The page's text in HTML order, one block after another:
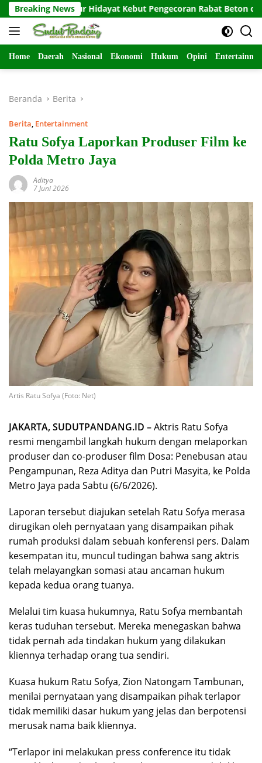
Langsung
ke
konten
Breaking News
Nur Hidayat Kebut Pengecoran Rabat Beton di Lumajang
Home Daerah Nasional Ekonomi Hukum Opini
Beranda Berita
Berita, Entertainment
Ratu Sofya Laporkan Produser Film ke
Polda Metro Jaya
Aditya
7 Juni 2026
Artis Ratu Sofya (Foto: Net)
JAKARTA, SUDUTPANDANG.ID –Aktris Ratu Sofya
resmi mengambil langkah hukum dengan melaporkan
produser dan co-produser film Dosa: Penebusan atau
Pengampunan, Reza Aditya dan Putri Masyita, ke Polda
Metro Jaya pada Sabtu (6/6/2026).
Laporan tersebut diajukan setelah Ratu Sofya merasa
dirugikan oleh pernyataan yang disampaikan pihak
rumah produksi dalam sebuah konferensi pers. Dalam
kesempatan itu, muncul tudingan bahwa sang aktris
telah melayangkan somasi atau ancaman hukum
kepada kedua orang tuanya.
Melalui tim kuasa hukumnya, Ratu Sofya membantah
keras tuduhan tersebut. Mereka menegaskan bahwa
tidak pernah ada tindakan hukum yang dilakukan
kliennya terhadap orang tua sendiri.
Kuasa hukum Ratu Sofya, Zion Natongam Tambunan,
menilai pernyataan yang disampaikan pihak terlapor
tidak memiliki dasar hukum yang jelas dan berpotensi
merusak nama baik kliennya.
“Terlapor ini melakukan press conference itu tidak